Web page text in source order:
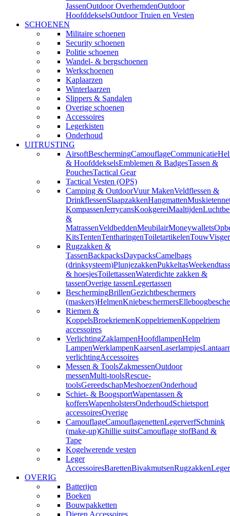
JassenOutdoor OverhemdenOutdoor
HoofddekselsOutdoor Truien en Vesten
SCHOENEN
Militaire schoenen
Security schoenen
Politie schoenen
Wandel- & bergschoenen
Werkschoenen
Kaplaarzen
Winterlaarzen
Slippers & Sandalen
Overige schoenen
Accessoires
Legerkisten
Onderhoud
UITRUSTING
AirsoftBeschermingCamouflageCommunicatie
& HoofddekselsEmblemen & BadgesTassen &
PouchesTactical Gear
Tactical Vesten (OPS)
Camping & OutdoorVuur MakenVeldflessen &
DrinkflessenSlaapzakkenHangmatten
KompassenJerrycansKookgereiMaaltijden
&
MatrassenVeldbeddenMeubilairMoneywallets
KitsTentenTentharingenToiletartikelenTouw
Rugzakken &
TassenBackpacksDaypacksCamelbags
(drinksysteem)PlunjezakkenPukkeltas
& hoesjesToilettassenWaterdichte zakken &
tassenOverige tassenLegertassen
BeschermingBrillenGezichtbeschermers
(maskers)HelmenKniebeschermers
Riemen &
KoppelsBroekriemenKoppelriemenKoppelriem
accessoires
VerlichtingZaklampenHoofdlampenHelm
LampenWerklampenKaarsenLaserlampjes
verlichtingAccessoires
Messen & ToolsZakmessenOutdoor
messenMulti-toolsRescue-
toolsGereedschapMeshoezenOnderhoud
Schiet- & BoogsportWapentassen &
koffersWapenholstersOnderhoudSchietsport
accessoiresOverige
CamouflageCamouflagenettenLegerverfSchmink
(make-up)Ghillie suitsCamouflage stofBand &
Tape
Kogelwerende vesten
Leger
AccessoiresBarettenBivakmutsenRugzakken
OVERIG
Batterijen
Boeken
Bouwpakketten
Dieren Accessoires